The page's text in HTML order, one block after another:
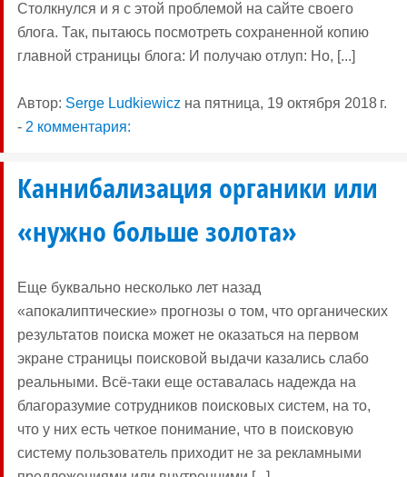
Столкнулся и я с этой проблемой на сайте своего
блога. Так, пытаюсь посмотреть сохраненной копию
главной страницы блога: И получаю отлуп: Но, [...]
Автор: Serge Ludkiewicz на пятница, 19 октября 2018 г.
- 2 комментария:
Каннибализация органики или
«нужно больше золота»
Еще буквально несколько лет назад
«апокалиптические» прогнозы о том, что органических
результатов поиска может не оказаться на первом
экране страницы поисковой выдачи казались слабо
реальными. Всё-таки еще оставалась надежда на
благоразумие сотрудников поисковых систем, на то,
что у них есть четкое понимание, что в поисковую
систему пользователь приходит не за рекламными